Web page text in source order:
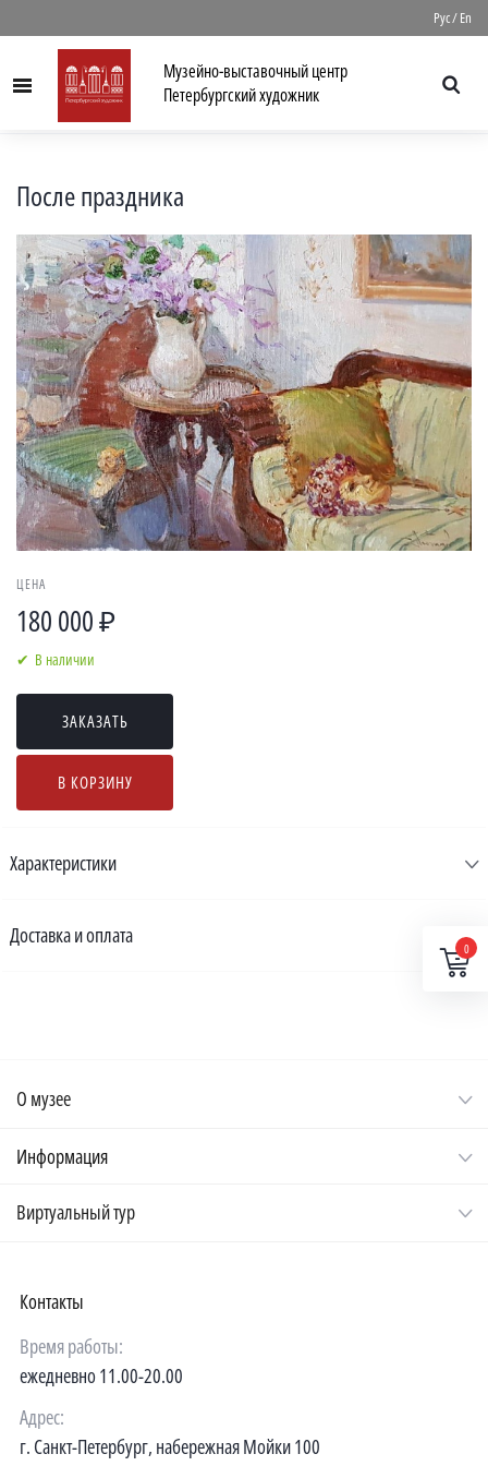
Рус/En
Menu
Музейно-выставочный центр
Петербургский художник
После праздника
ЦЕНА
180 000 ₽
В наличии
ЗАКАЗАТЬ
В КОРЗИНУ
Характеристики
Доставка и оплата
0
О музее
Информация
Виртуальный тур
Контакты
Время работы:
ежедневно 11.00-20.00
Адрес:
г. Санкт-Петербург, набережная Мойки 100